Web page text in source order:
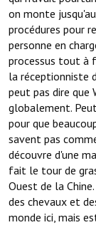
on monte
procédures pour
personne en
processus tout à
la réceptionniste
peut pas dire que
globalement.
pour que
savent pas
découvre d'une
fait le tour de
Ouest de la
des chevaux et
monde ici, mais